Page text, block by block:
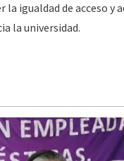
igualdad de acceso y
la universidad.